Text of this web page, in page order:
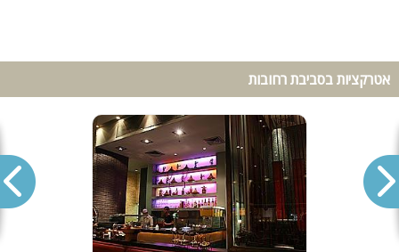
אטרקציות בסביבת רחובות